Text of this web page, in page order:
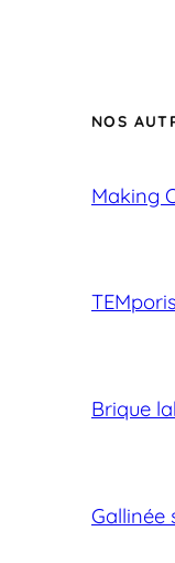
NOS
Making
Brique
Gallinée